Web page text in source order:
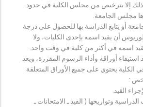
ذلك إلا بترخيص من مجلس الكلية في حدود
مجلس الجامعة.
أو يتابع الدراسة بها للحصول على درجة
أن يقيد اسمه بإحدى الكليات، ولا
اسمه في أكثر من كلية في وقت واحد.
استيفاء أوراقه وأداء الرسوم المقررة، ويعد
يحتوي على جميع الأوراق المتعلقة
:
القيد.
وتواريخها ( القيد ـ الامتحانات ـ